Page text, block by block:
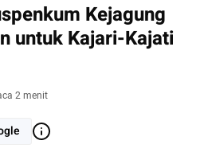
Kejagung
untuk Kajari-Kajati
2 menit